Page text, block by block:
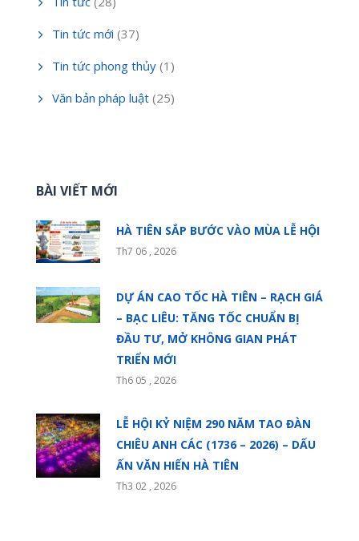
Tin tức mới (37)
Tin tức phong thủy (1)
Văn bản pháp luật (25)
BÀI VIẾT MỚI
HÀ TIÊN SẮP BƯỚC VÀO MÙA LỄ HỘI
Th7 06 , 2026
DỰ ÁN CAO TỐC HÀ TIÊN – RẠCH GIÁ
– BẠC LIÊU: TĂNG TỐC CHUẨN BỊ
ĐẦU TƯ, MỞ KHÔNG GIAN PHÁT
TRIỂN MỚI
Th6 05 , 2026
LỄ HỘI KỶ NIỆM 290 NĂM TAO ĐÀN
CHIÊU ANH CÁC (1736 – 2026) – DẤU
ẤN VĂN HIẾN HÀ TIÊN
Th3 02 , 2026